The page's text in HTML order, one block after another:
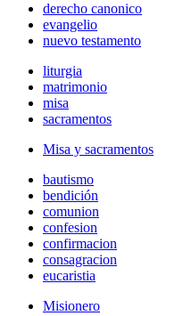
derecho canonico
evangelio
nuevo testamento
liturgia
matrimonio
misa
sacramentos
Misa y sacramentos
bautismo
bendición
comunion
confesion
confirmacion
consagracion
eucaristia
Misionero